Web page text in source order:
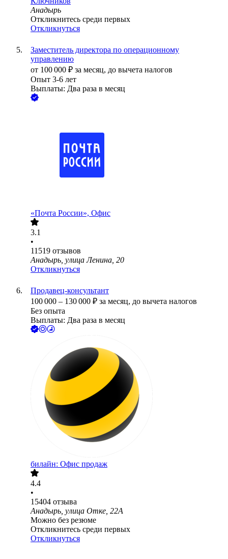
Анадырь
Откликнитесь среди первых
Откликнуться
Заместитель директора по операционному
управлению
от 100 000 ₽ за месяц, до вычета налогов
Опыт 3-6 лет
Выплаты: Два раза в месяц
«Почта России», Офис
3.1
•
11519 отзывов
Анадырь, улица Ленина, 20
Откликнуться
Продавец-консультант
100 000 – 130 000 ₽ за месяц, до вычета налогов
Без опыта
Выплаты: Два раза в месяц
билайн: Офис продаж
4.4
•
15404 отзыва
Анадырь, улица Отке, 22А
Можно без резюме
Откликнитесь среди первых
Откликнуться